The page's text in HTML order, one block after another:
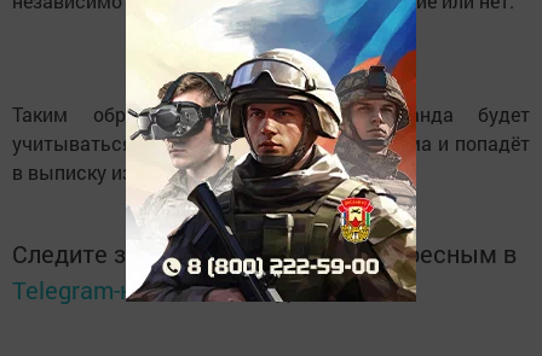
Таким образом, неотапливаемая веранда будет
учитываться в общей площади жилого дома и попадёт
в выписку из ЕГРН.
Следите за самым важным и интересным в
Telegram-каналеТатмедиа